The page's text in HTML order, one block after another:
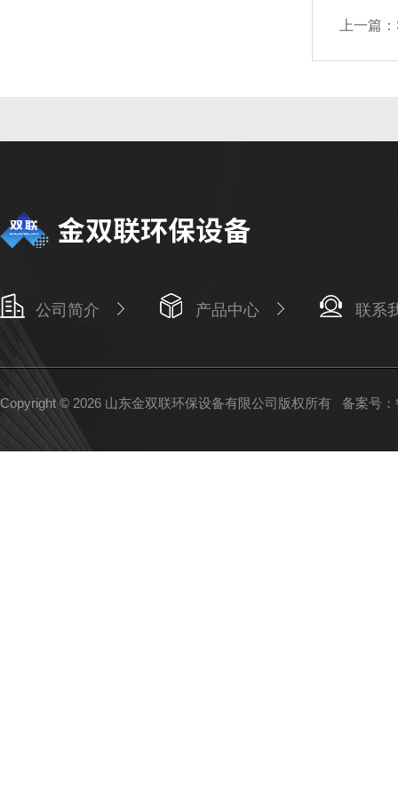
上一篇：
公司简介 产品中心 联系
Copyright © 2026 山东金双联环保设备有限公司版权所有 备案号